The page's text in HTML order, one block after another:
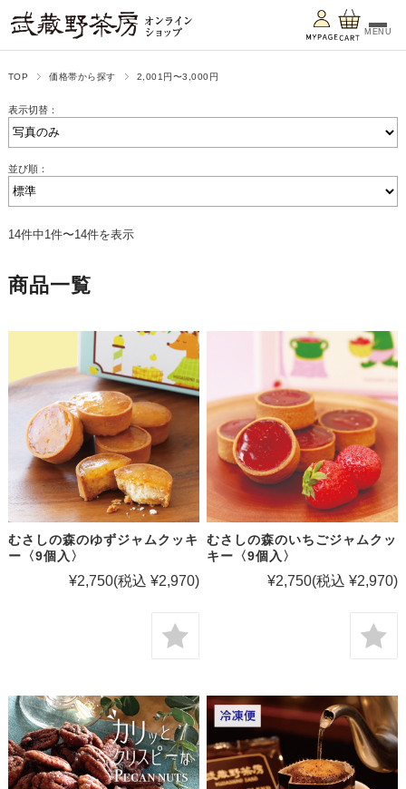
MENU
TOP 価格帯から探す 2,001円〜3,000円
表示切替：
並び順：
14件中1件〜14件を表示
商品一覧
むさしの森のゆずジャムクッキ
ー〈9個入〉
¥2,750(税込 ¥2,970)
むさしの森のいちごジャムクッ
キー〈9個入〉
¥2,750(税込 ¥2,970)